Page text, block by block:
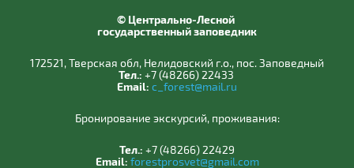
© Центрально-Лесной
государственный заповедник
172521, Тверская обл, Нелидовский г.о., пос. Заповедный
Тел.: +7 (48266) 22433
Email: c_forest@mail.ru
Бронирование экскурсий, проживания:
Тел.: +7 (48266) 22429
Email: forestprosvet@gmail.com